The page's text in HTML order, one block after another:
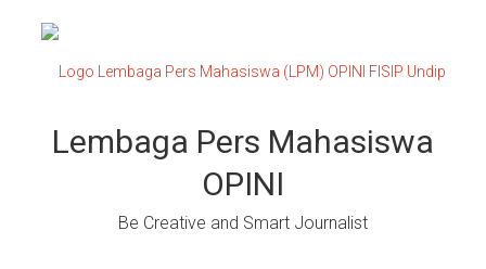
Lembaga Pers Mahasiswa
OPINI
Be Creative and Smart Journalist